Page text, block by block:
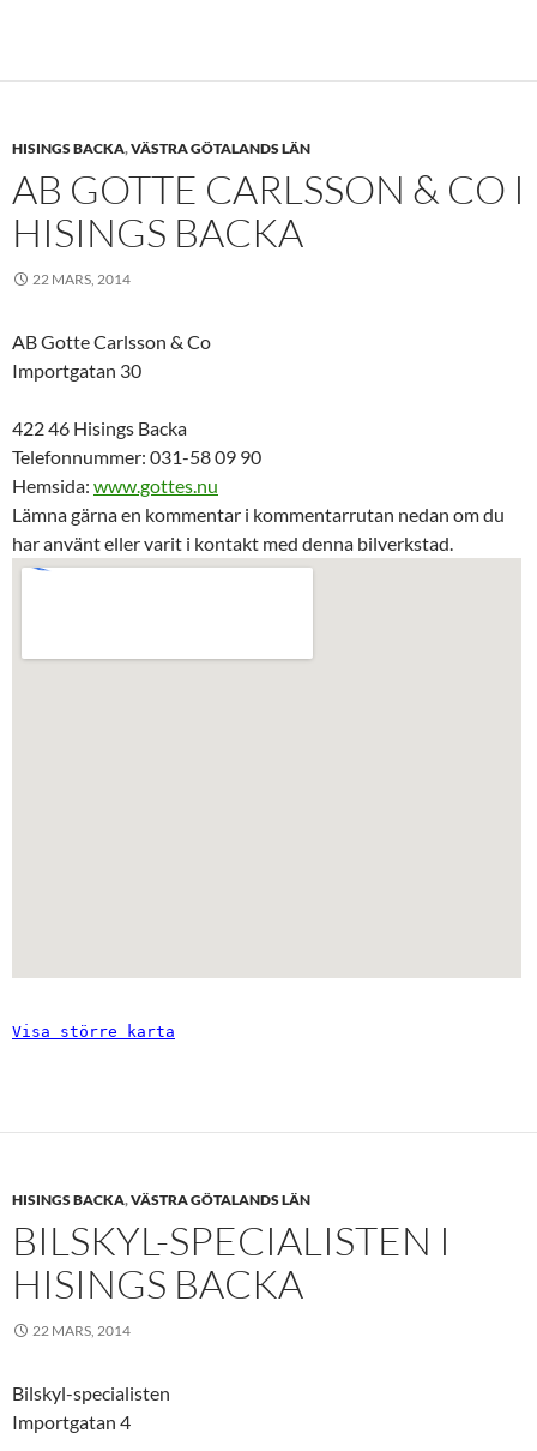
HISINGS BACKA,VÄSTRA GÖTALANDS LÄN
AB GOTTE CARLSSON & CO I
HISINGS BACKA
22 MARS, 2014
AB Gotte Carlsson & Co
Importgatan 30
422 46 Hisings Backa
Telefonnummer: 031-58 09 90
Hemsida: www.gottes.nu
Lämna gärna en kommentar i kommentarrutan nedan om du
har använt eller varit i kontakt med denna bilverkstad.
Visa större karta
HISINGS BACKA,VÄSTRA GÖTALANDS LÄN
BILSKYL-SPECIALISTEN I
HISINGS BACKA
22 MARS, 2014
Bilskyl-specialisten
Importgatan 4